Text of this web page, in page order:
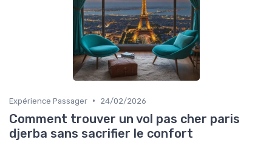
Expérience Passager • 24/02/2026
Comment trouver un vol pas cher paris
djerba sans sacrifier le confort